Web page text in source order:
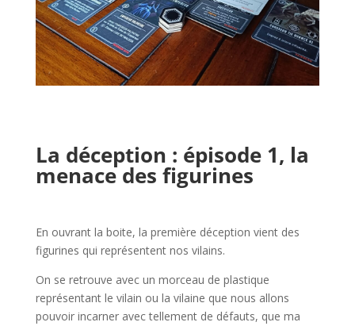
La déception : épisode 1, la
menace des figurines
En ouvrant la boite, la première déception vient des
figurines qui représentent nos vilains.
On se retrouve avec un morceau de plastique
représentant le vilain ou la vilaine que nous allons
pouvoir incarner avec tellement de défauts, que ma